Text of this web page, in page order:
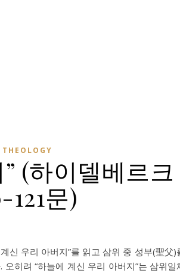
(하이델베르크
121문)
신 우리 아버지”를 읽고 삼위 중 성부(聖父)
히려 “하늘에 계신 우리 아버지”는 삼위일